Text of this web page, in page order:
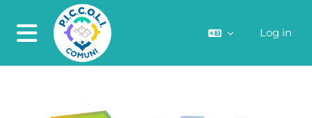
Skip to main content
Side panel
Log in